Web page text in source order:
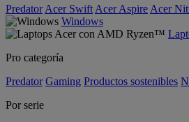
Predator Acer Swift Acer Aspire Acer
Windows
Pro categoría
Predator Gaming Productos sostenibles
Por serie